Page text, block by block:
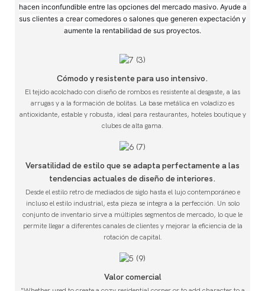
hacen inconfundible entre las opciones del mercado masivo. Ayude a
sus clientes a crear comedores o salones que generen expectación y
aumente la rentabilidad de sus proyectos.
Cómodo y resistente para uso intensivo.
El tejido acolchado con diseño de rombos es resistente al desgaste, a las
arrugas y a la formación de bolitas. La base metálica en voladizo es
antioxidante, estable y robusta, ideal para restaurantes, hoteles boutique y
clubes de alta gama.
Versatilidad de estilo que se adapta perfectamente a las
tendencias actuales de diseño de interiores.
Desde el estilo retro de mediados de siglo hasta el lujo contemporáneo e
incluso el estilo industrial, esta pieza se integra a la perfección. Un solo
conjunto de inventario sirve a múltiples segmentos de mercado, lo que le
permite llegar a diferentes canales de clientes y mejorar la eficiencia de la
rotación de capital.
Valor comercial